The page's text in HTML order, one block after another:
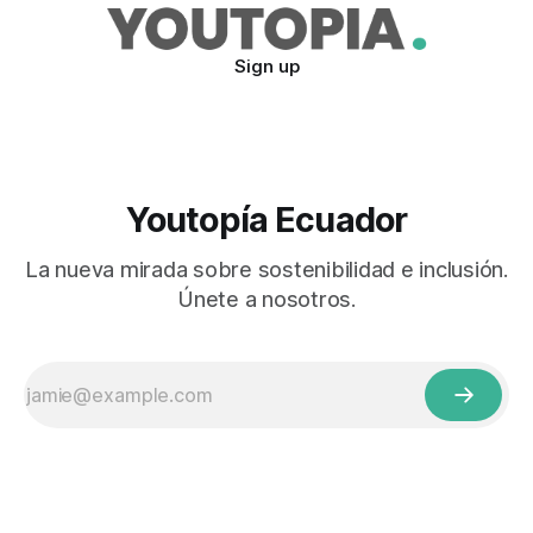
Sign up
Youtopía Ecuador
La nueva mirada sobre sostenibilidad e inclusión.
Únete a nosotros.